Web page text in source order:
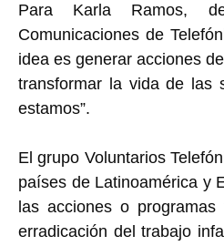
Para Karla Ramos,
Comunicaciones de
idea es generar acciones
transformar la vida de las
estamos”.
El grupo Voluntarios
países de Latinoamérica y
las acciones o
erradicación del trabajo